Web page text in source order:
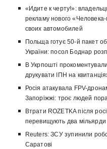
«Идите к черту!»:
рекламу нового
своих автомобилей
Польща готує 50-й пакет
України: посол Боднар
В Укрпошті
друкувати ІПН на
Росія атакувала FPV-
Запоріжжі: троє людей
Втрати ROZETKA після
перевищують два мільярди
Reuters: ЗСУ зупинили
Саратові